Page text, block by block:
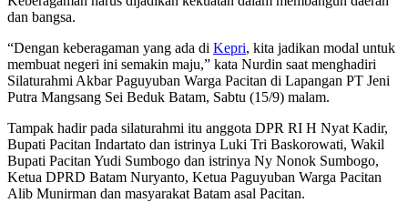
dan bangsa.
“Dengan keberagaman yang ada di Kepri, kita jadikan modal untuk
membuat negeri ini semakin maju,” kata Nurdin saat menghadiri
Silaturahmi Akbar Paguyuban Warga Pacitan di Lapangan PT Jeni
Putra Mangsang Sei Beduk Batam, Sabtu (15/9) malam.
Tampak hadir pada silaturahmi itu anggota DPR RI H Nyat Kadir,
Bupati Pacitan Indartato dan istrinya Luki Tri Baskorowati, Wakil
Bupati Pacitan Yudi Sumbogo dan istrinya Ny Nonok Sumbogo,
Ketua DPRD Batam Nuryanto, Ketua Paguyuban Warga Pacitan
Alib Munirman dan masyarakat Batam asal Pacitan.